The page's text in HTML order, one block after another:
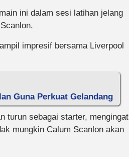
ini dalam sesi latihan jelang
impresif bersama Liverpool
Guna Perkuat Gelandang
turun sebagai starter, mengingat
mungkin Calum Scanlon akan